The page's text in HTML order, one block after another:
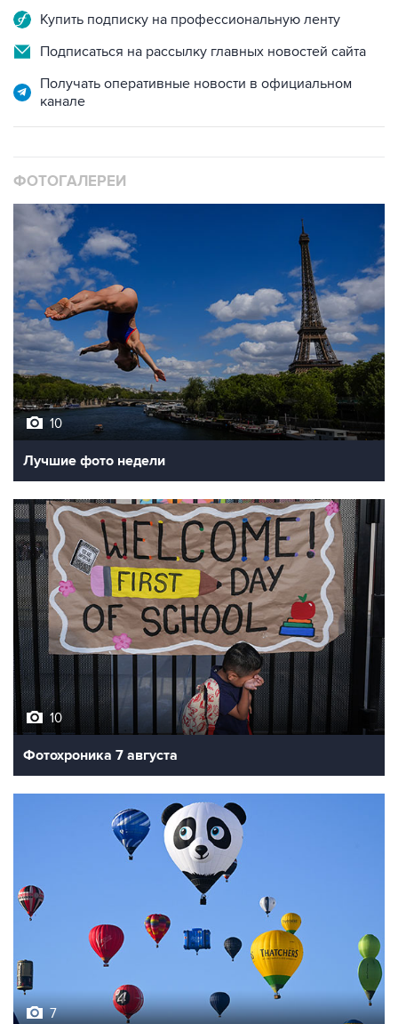
Подписаться на рассылку главных новостей сайта
Получать оперативные новости в официальном
10
Лучшие фото недели
10
Фотохроника 7 августа
Фестиваль воздухоплавания в Бристоле